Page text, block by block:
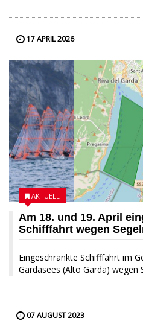
17 APRIL 2026
Am 18. und 19. April
Schifffahrt wegen
Eingeschränkte Schifffahrt im
Gardasees (Alto Garda) wegen
AKTUELL
07 AUGUST 2023